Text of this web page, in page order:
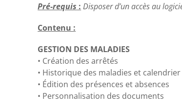
Pré-requis : Disposer d’un accès au
Contenu :
GESTION DES MALADIES
• Création des arrêtés
• Historique des maladies et
• Édition des présences et absences
• Personnalisation des documents